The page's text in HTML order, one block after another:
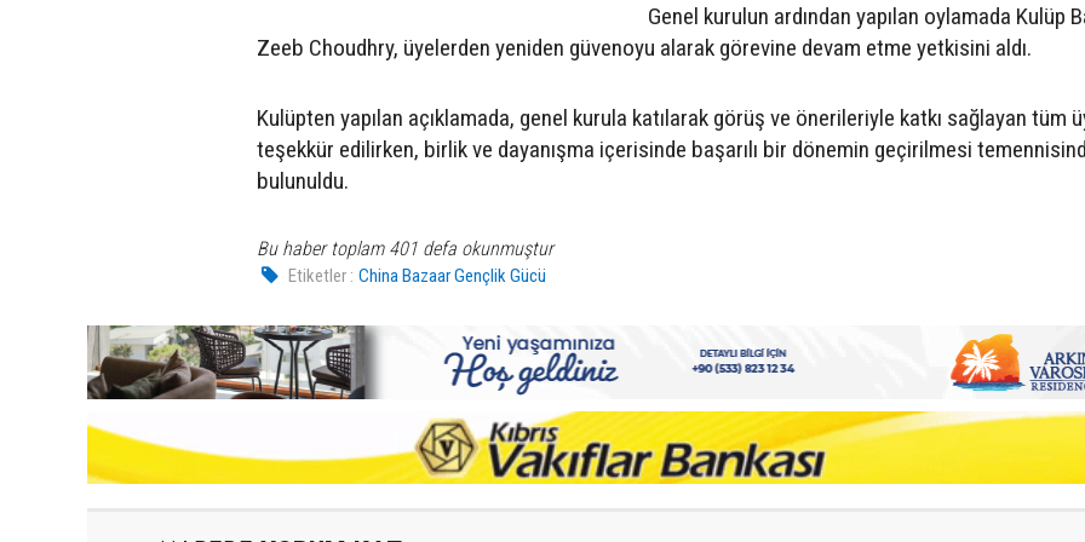
Genel kurulun ardından yapılan oylamada Kulüp
Zeeb Choudhry, üyelerden yeniden güvenoyu alarak görevine devam etme yetkisini aldı.
Kulüpten yapılan açıklamada, genel kurula katılarak görüş ve önerileriyle katkı sağlayan tüm
teşekkür edilirken, birlik ve dayanışma içerisinde başarılı bir dönemin geçirilmesi
bulunuldu.
Bu haber toplam 401 defa okunmuştur
Etiketler : China Bazaar Gençlik Gücü